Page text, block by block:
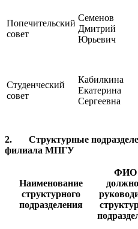
Попечительский
совет
Семенов
Дмитрий
Юрьевич
Студенческий
совет
Кабилкина
Екатерина
Сергеевна
2. Структурные
филиала МПГУ
Наименование
структурного
подразделения
ФИО